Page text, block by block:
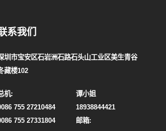
系我们
圳市宝安区石岩洲石路石头山工业区美生青谷
藏楼102
机:
谭小姐
755 27210484
18938844421
755 27331804
邮箱: